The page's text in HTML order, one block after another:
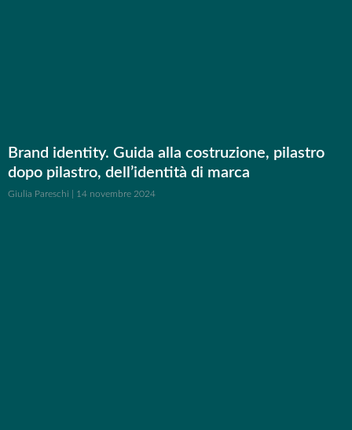
Brand identity. Guida alla costruzione, pilastro
dopo pilastro, dell’identità di marca
Giulia Pareschi 14 novembre 2024